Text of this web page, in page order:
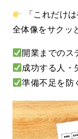
「これだけ
全体像をサクッ
開業までのス
成功する人・
準備不足を防